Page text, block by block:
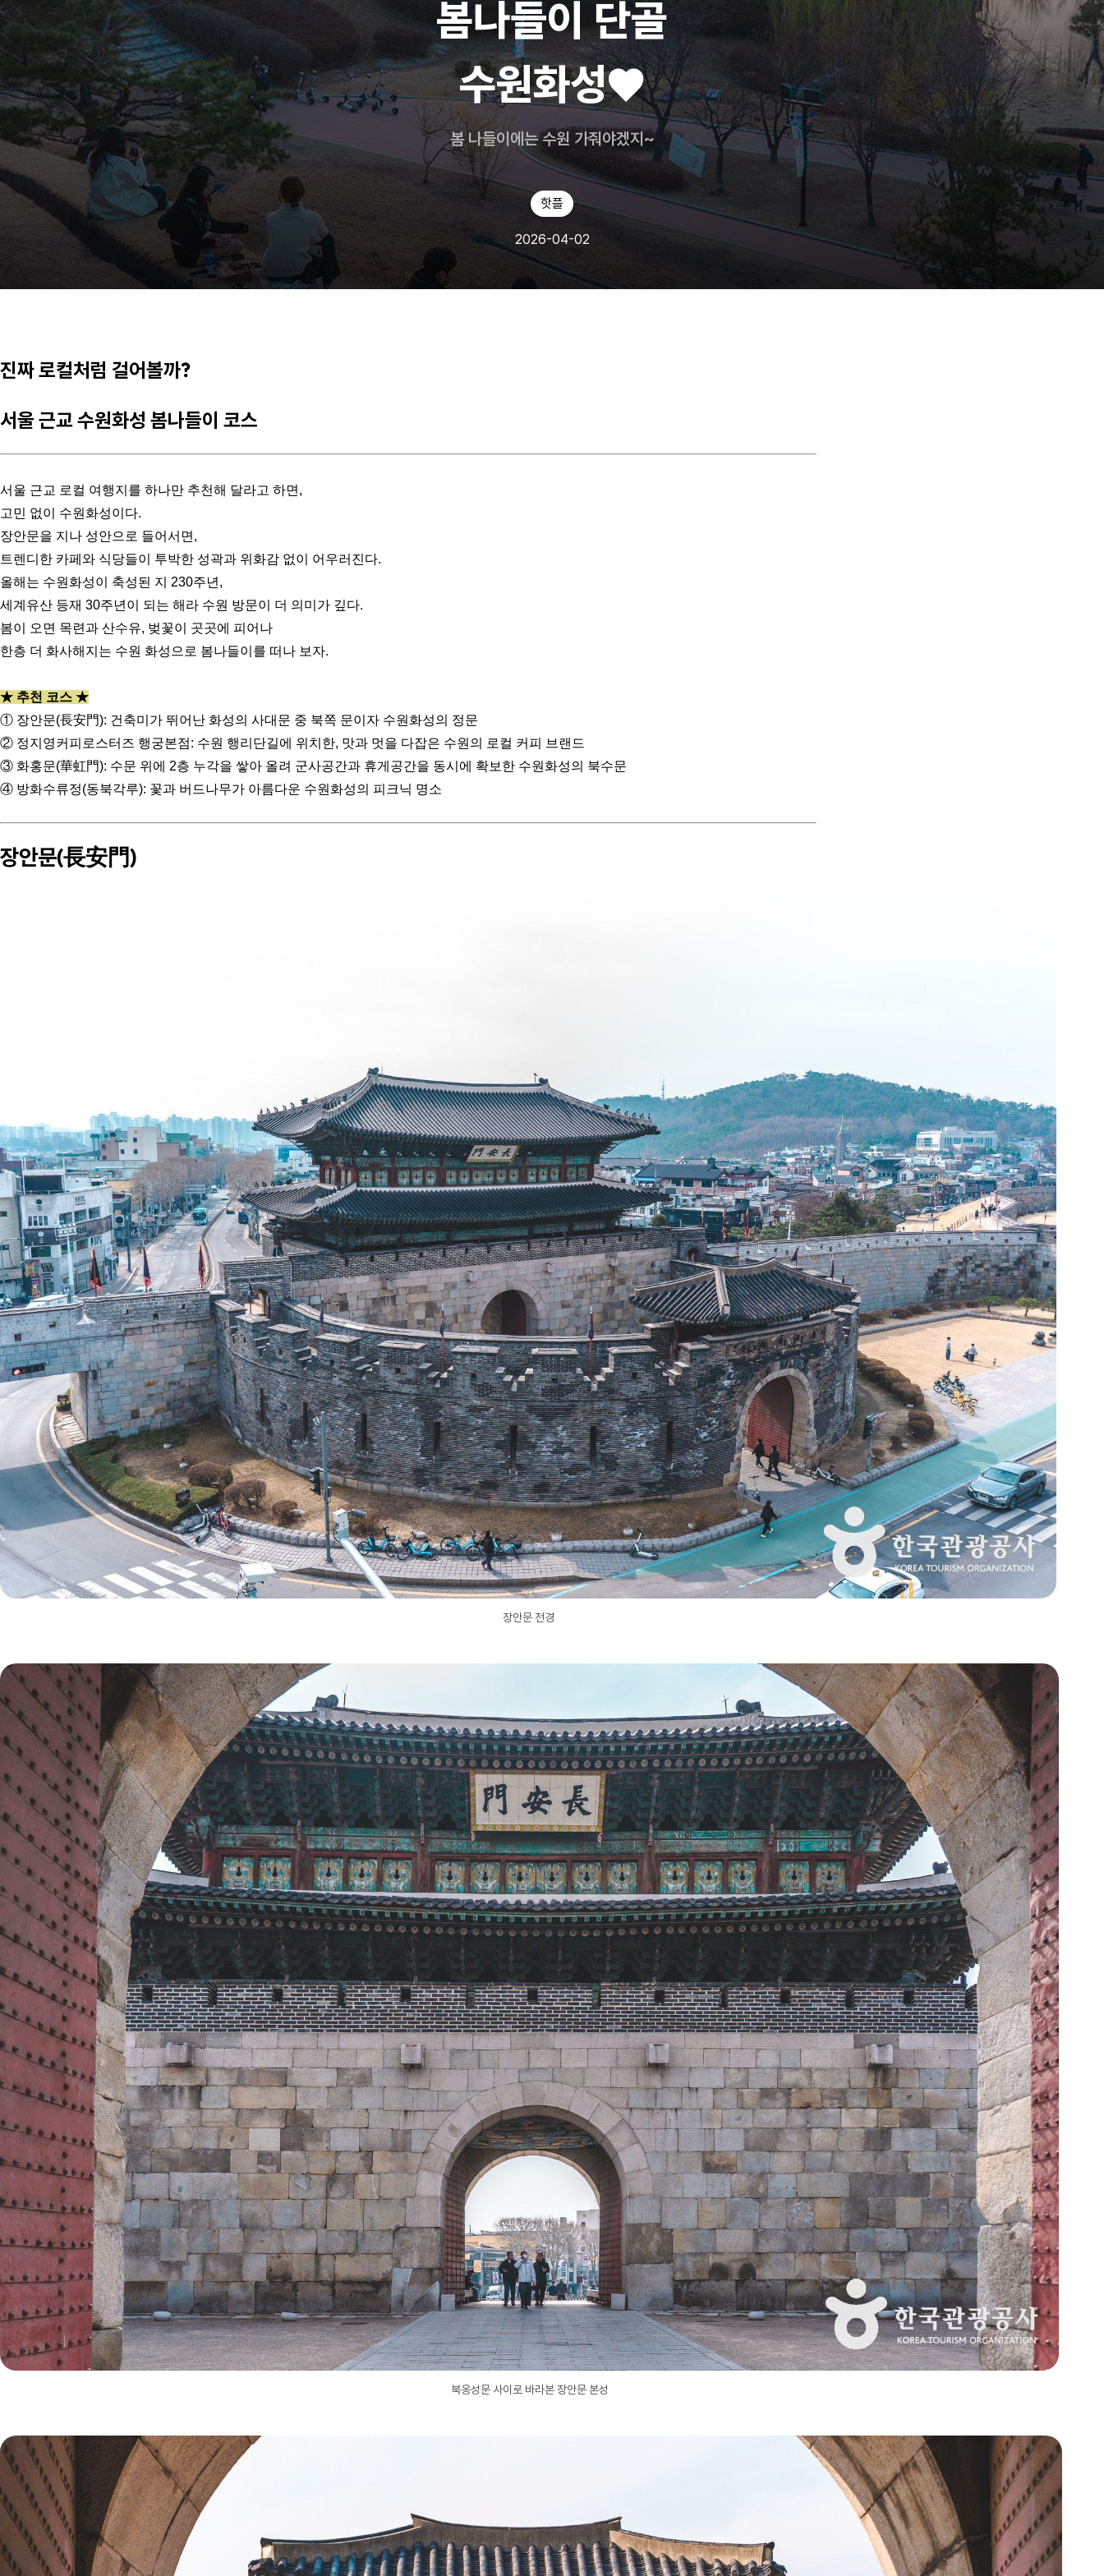
봄나들이 단골
수원화성♥️
봄 나들이에는 수원 가줘야겠지~
핫플
2026-04-02
진짜 로컬처럼 걸어볼까?
서울 근교 수원화성 봄나들이 코스
서울 근교 로컬 여행지를 하나만 추천해 달라고 하면,
고민 없이 수원화성이다.
장안문을 지나 성안으로 들어서면,
트렌디한 카페와 식당들이 투박한 성곽과 위화감 없이 어우러진다.
올해는 수원화성이 축성된 지 230주년,
세계유산 등재 30주년이 되는 해라 수원 방문이 더 의미가 깊다.
봄이 오면 목련과 산수유, 벚꽃이 곳곳에 피어나
한층 더 화사해지는 수원 화성으로 봄나들이를 떠나 보자.
★ 추천 코스 ★
① 장안문(長安門): 건축미가 뛰어난 화성의 사대문 중 북쪽 문이자 수원화성의 정문
② 정지영커피로스터즈 행궁본점: 수원 행리단길에 위치한, 맛과 멋을 다잡은 수원의 로컬 커피 브랜드
③ 화홍문(華虹門): 수문 위에 2층 누각을 쌓아 올려 군사공간과 휴게공간을 동시에 확보한 수원화성의 북수문
④ 방화수류정(동북각루): 꽃과 버드나무가 아름다운 수원화성의 피크닉 명소
장안문(長安門)
장안문 전경
북옹성문 사이로 바라본 장안문 본성